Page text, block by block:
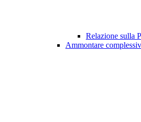
Relazione sulla
Ammontare